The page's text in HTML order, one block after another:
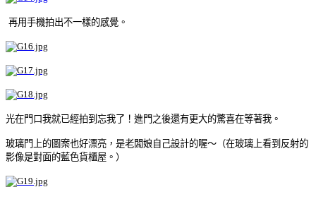
再用手機拍出不一樣的感覺 。
光在門口我就已經拍到忘我了！進門之後還有更大的驚喜在等著我 。
玻璃門上的圖案也好漂亮，是老闆娘自己設計的喔～（在玻璃上看到反射的
影像是對面的藍色貨櫃屋 。 ）